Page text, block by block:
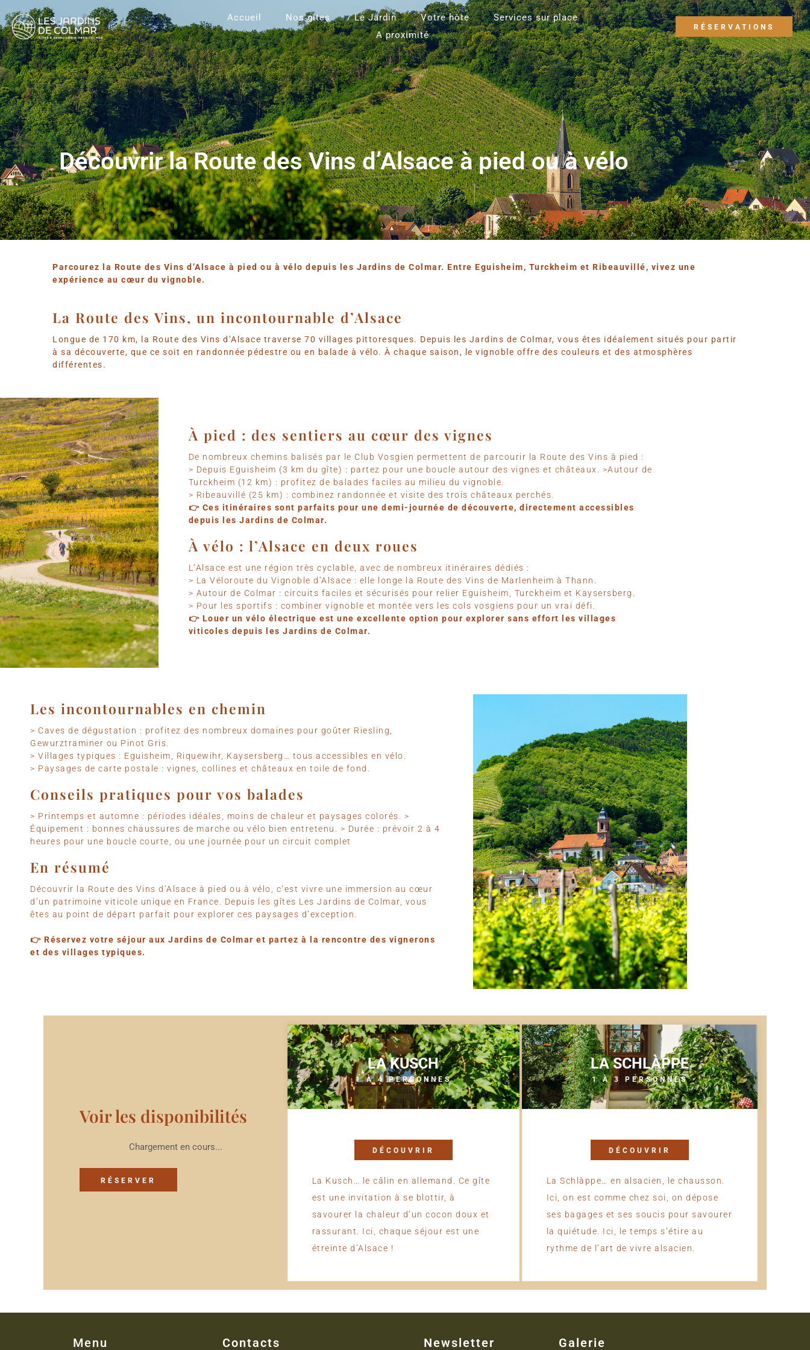
Accueil Nos gites Le Jardin Votre hôte
Services sur place
A proximité
RÉSERVATIONS
Découvrir la Route des Vins d’Alsace à pied ou à vélo
Parcourez la Route des Vins d’Alsace à pied ou à vélo depuis les Jardins de Colmar. Entre Eguisheim, Turckheim et Ribeauvillé, vivez une
expérience au cœur du vignoble.
La Route des Vins, un incontournable d’Alsace
Longue de 170 km, la Route des Vins d’Alsace traverse 70 villages pittoresques. Depuis les Jardins de Colmar, vous êtes idéalement situés pour partir
à sa découverte, que ce soit en randonnée pédestre ou en balade à vélo. À chaque saison, le vignoble offre des couleurs et des atmosphères
différentes.
À pied : des sentiers au cœur des vignes
De nombreux chemins balisés par le Club Vosgien permettent de parcourir la Route des Vins à pied :
> Depuis Eguisheim (3 km du gîte) : partez pour une boucle autour des vignes et châteaux. >Autour de
Turckheim (12 km) : profitez de balades faciles au milieu du vignoble.
> Ribeauvillé (25 km) : combinez randonnée et visite des trois châteaux perchés.
👉 Ces itinéraires sont parfaits pour une demi-journée de découverte, directement accessibles
depuis les Jardins de Colmar.
À vélo : l’Alsace en deux roues
L’Alsace est une région très cyclable, avec de nombreux itinéraires dédiés :
> La Véloroute du Vignoble d’Alsace : elle longe la Route des Vins de Marlenheim à Thann.
> Autour de Colmar : circuits faciles et sécurisés pour relier Eguisheim, Turckheim et Kaysersberg.
> Pour les sportifs : combiner vignoble et montée vers les cols vosgiens pour un vrai défi.
👉 Louer un vélo électrique est une excellente option pour explorer sans effort les villages
viticoles depuis les Jardins de Colmar.
Les incontournables en chemin​
> Caves de dégustation : profitez des nombreux domaines pour goûter Riesling,
Gewurztraminer ou Pinot Gris.
> Villages typiques : Eguisheim, Riquewihr, Kaysersberg… tous accessibles en vélo.
> Paysages de carte postale : vignes, collines et châteaux en toile de fond.
Conseils pratiques pour vos balades
> Printemps et automne : périodes idéales, moins de chaleur et paysages colorés. >
Équipement : bonnes chaussures de marche ou vélo bien entretenu. > Durée : prévoir 2 à 4
heures pour une boucle courte, ou une journée pour un circuit complet
En résumé
Découvrir la Route des Vins d’Alsace à pied ou à vélo, c’est vivre une immersion au cœur
d’un patrimoine viticole unique en France. Depuis les gîtes Les Jardins de Colmar, vous
êtes au point de départ parfait pour explorer ces paysages d’exception.
👉 Réservez votre séjour aux Jardins de Colmar et partez à la rencontre des vignerons
et des villages typiques.
Voir les disponibilités
Chargement en cours...
RÉSERVER
LA KUSCH
1 À 4 PERSONNES
DÉCOUVRIR
La Kusch… le câlin en allemand. Ce gîte
est une invitation à se blottir, à
savourer la chaleur d’un cocon doux et
rassurant. Ici, chaque séjour est une
étreinte d’Alsace !
LA SCHLÀPPE
1 À 3 PERSONNES
DÉCOUVRIR
La Schlàppe… en alsacien, le chausson.
Ici, on est comme chez soi, on dépose
ses bagages et ses soucis pour savourer
la quiétude. Ici, le temps s’étire au
rythme de l’art de vivre alsacien.
Menu Contacts Newsletter Galerie